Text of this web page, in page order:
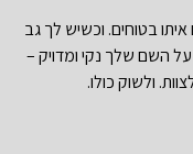
בטוחים. וכשיש לך גב
השם שלך נקי ומדויק –
ולשוק כולו.